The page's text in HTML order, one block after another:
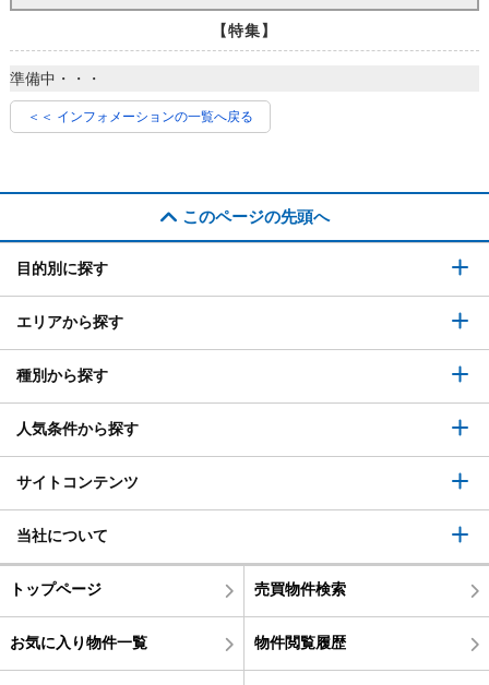
【特集】
準備中・・・
＜＜ インフォメーションの一覧へ戻る
このページの先頭へ
目的別に探す
エリアから探す
種別から探す
人気条件から探す
サイトコンテンツ
当社について
トップページ 売買物件検索
お気に入り物件一覧 物件閲覧履歴